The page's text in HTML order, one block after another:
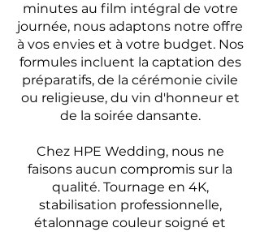
minutes au film intégral de votre
journée, nous adaptons notre offre
à vos envies et à votre budget. Nos
formules incluent la captation des
préparatifs, de la cérémonie civile
ou religieuse, du vin d'honneur et
de la soirée dansante.
Chez HPE Wedding, nous ne
faisons aucun compromis sur la
qualité. Tournage en 4K,
stabilisation professionnelle,
étalonnage couleur soigné et